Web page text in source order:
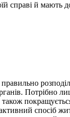
справі й мають
Потрібно
спосіб